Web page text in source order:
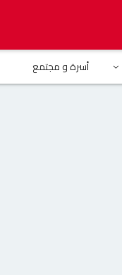
أسرة و مجتمع